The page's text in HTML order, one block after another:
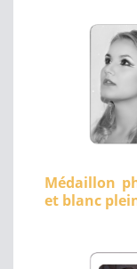
Médaillon
et blanc